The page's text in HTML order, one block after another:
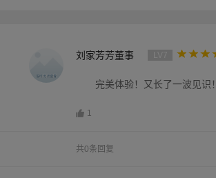
刘家芳芳董事
完美体验！又长了一波见识！
1
共0条回复